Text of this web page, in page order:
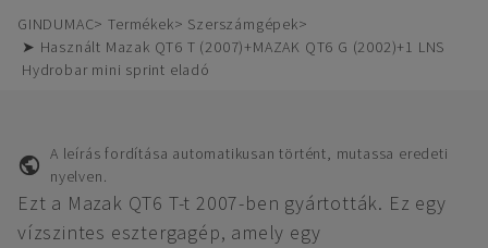
GINDUMAC Termékek
Szerszámgépek
➤ Használt Mazak QT6 T (2007)+MAZAK QT6 G (2002)+1 LNS
Hydrobar mini sprint eladó
A leírás fordítása automatikusan történt, mutassa eredeti
nyelven.
Ezt a Mazak QT6 T-t 2007-ben gyártották. Ez egy
vízszintes esztergagép, amely egy